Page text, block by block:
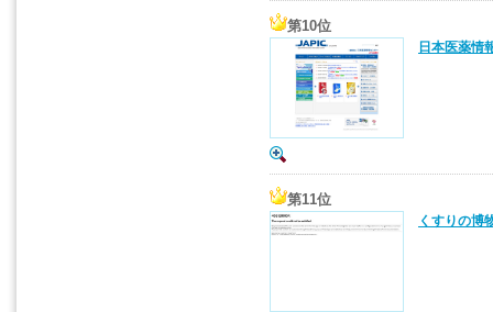
第10位
日本医薬情
第11位
くすりの博